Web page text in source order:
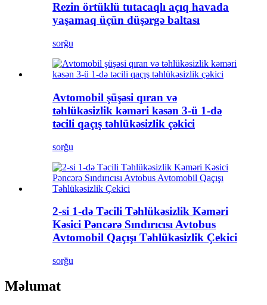
Rezin örtüklü tutacaqlı açıq havada
yaşamaq üçün düşərgə baltası
sorğu
Avtomobil şüşəsi qıran və
təhlükəsizlik kəməri kəsən 3-ü 1-də
təcili qaçış təhlükəsizlik çəkici
sorğu
2-si 1-də Təcili Təhlükəsizlik Kəməri
Kəsici Pəncərə Sındırıcısı Avtobus
Avtomobil Qaçışı Təhlükəsizlik Çekici
sorğu
Məlumat